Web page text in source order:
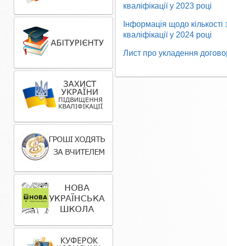
кваліфікації у 2023 році
Інформація щодо
кваліфікації у 2024 році
Лист про укладення